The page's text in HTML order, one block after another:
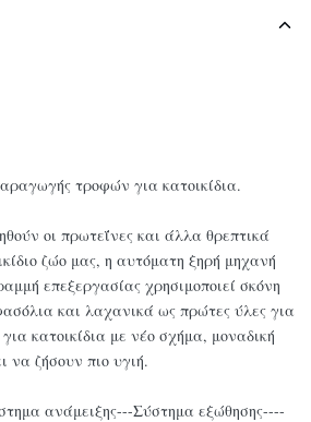
τροφών για κατοικίδια.
οι πρωτεΐνες και άλλα θρεπτικά
ζώο μας, η αυτόματη ξηρή μηχανή
επεξεργασίας χρησιμοποιεί σκόνη
και λαχανικά ως πρώτες ύλες για
κατοικίδια με νέο σχήμα, μοναδική
να ζήσουν πιο υγιή.
ανάμειξης---Σύστημα εξώθησης----